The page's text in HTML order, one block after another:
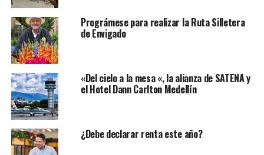
Prográmese para realizar la Ruta Silletera
de Envigado
«Del cielo a la mesa «, la alianza de SATENA y
el Hotel Dann Carlton Medellín
¿Debe declarar renta este año?